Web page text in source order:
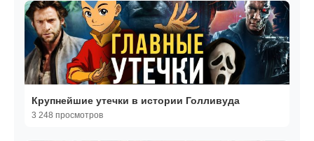
Крупнейшие утечки в истории Голливуда
3 248 просмотров